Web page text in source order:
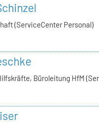
(ServiceCenter Personal)
Büroleitung HfM